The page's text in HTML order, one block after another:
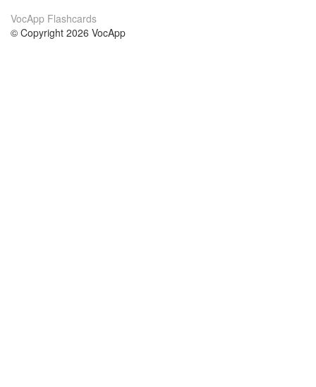
VocApp Flashcards
© Copyright 2026 VocApp